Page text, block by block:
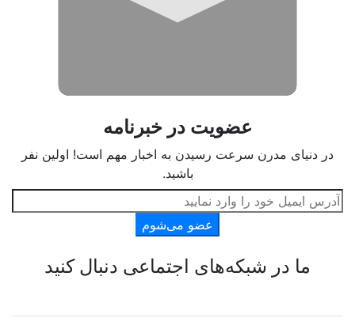
عضویت در خبرنامه
در دنیای مدرن سرعت رسیدن به اخبار مهم است! اولین نفر
باشید.
عضو می‌شوم
ما در شبکه‌های اجتماعی دنبال کنید